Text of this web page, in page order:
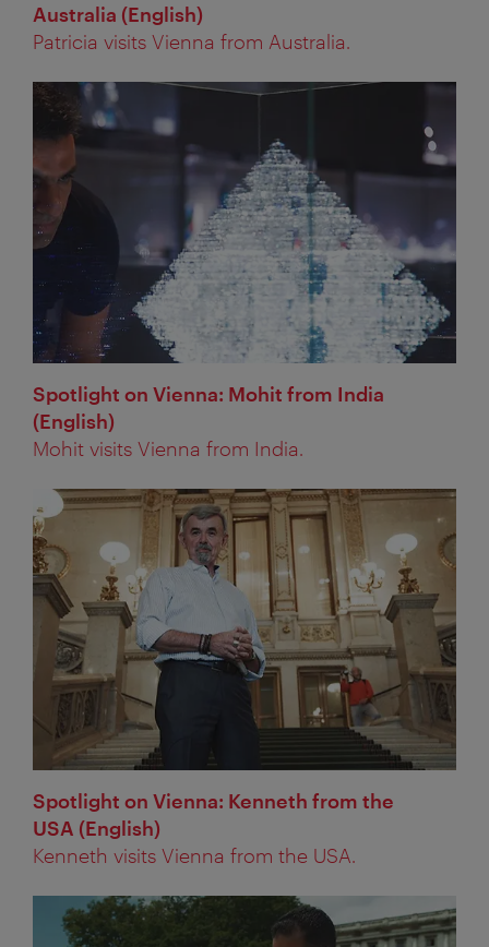
Australia (English)
Patricia visits Vienna from Australia.
Spotlight on Vienna: Mohit from India
(English)
Mohit visits Vienna from India.
Spotlight on Vienna: Kenneth from the
USA (English)
Kenneth visits Vienna from the USA.